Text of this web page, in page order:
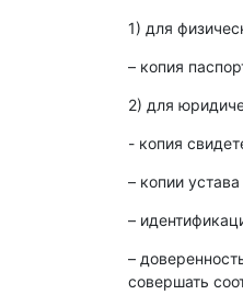
1) для
– копия
2) для
- копия
– копии
–
–
совершать